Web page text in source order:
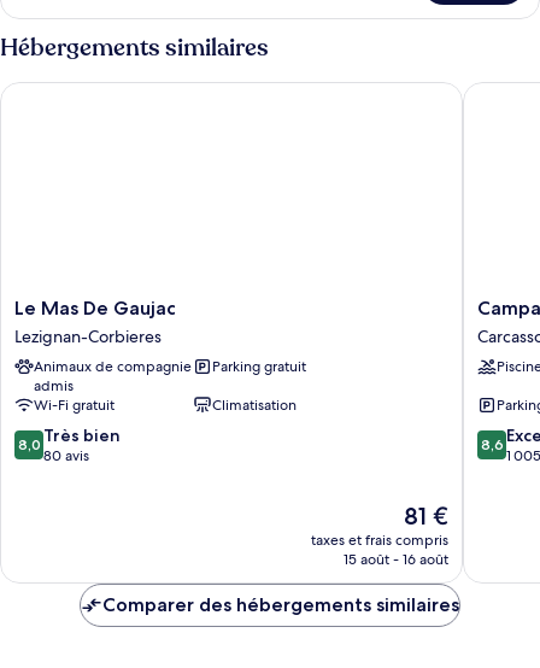
le
type
de
chambre
Chambre
Hébergements similaires
Le
Mas
De
Gaujac
Lezignan-
Corbieres
Le Mas De Gaujac
Lezignan-Corbieres
Animaux de compagnie
admis
Parking gratuit
Wi-Fi gratuit
Climatisation
8.0
sur
8,0 Très bien
80 avis
Le
nouveau
prix
de
81 €
taxes et frais compris
15 août - 16 août
Le Mas De Gaujac
Est
La
8.6
sur
8,6
1
Comparer des hébergements similaires